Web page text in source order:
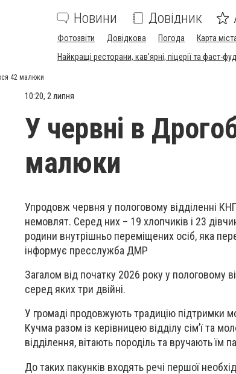
Новини Довідник
Фотозвіти Довідкова Погода Карта
Найкращі ресторани, кав'ярні, піцерії та фаст-
42 малюки
10:20, 2 липня
У червні в
малюки
Упродовж червня у пологовому відділенні
немовлят. Серед них – 19 хлопчиків і 23
родини внутрішньо переміщених осіб, яка
інформує пресслужба ДМР
Загалом від початку 2026 року у пологовому
серед яких три двійні.
У громаді продовжують традицію підтримки
Кучма разом із керівницею відділу сім’ї та
відділення, вітають породіль та вручають
До таких пакунків входять речі першої